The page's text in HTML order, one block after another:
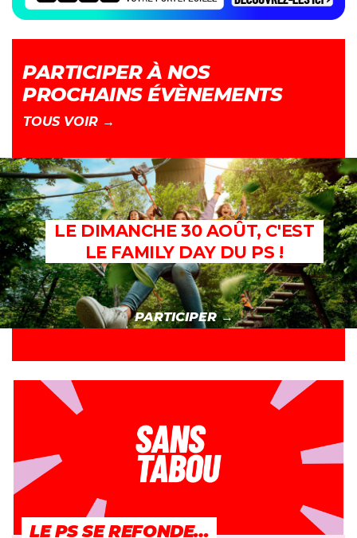
PARTICIPER À NOS
PROCHAINS ÉVÈNEMENTS
TOUS VOIR →
LE DIMANCHE 30 AOÛT, C'EST
LE FAMILY DAY DU PS !
PARTICIPER →
LE PS SE REFONDE…